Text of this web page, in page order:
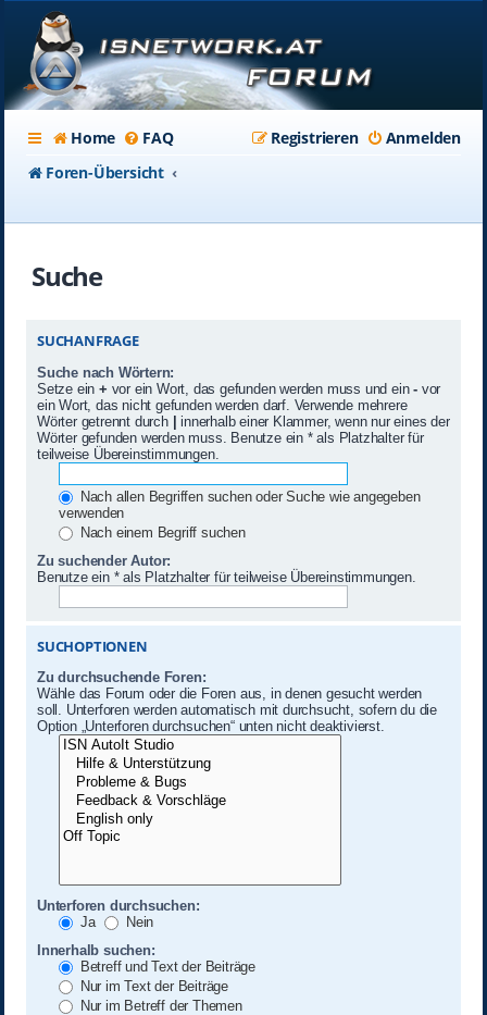
Home FAQ Anmelden
Registrieren
Foren-Übersicht
Suche
SUCHANFRAGE
Suche nach Wörtern:
Setze ein + vor ein Wort, das gefunden werden muss und ein-vor
ein Wort, das nicht gefunden werden darf. Verwende mehrere
Wörter getrennt durch | innerhalb einer Klammer, wenn nur eines der
Wörter gefunden werden muss. Benutze ein * als Platzhalter für
teilweise Übereinstimmungen.
Nach allen Begriffen suchen oder Suche wie angegeben
verwenden
Nach einem Begriff suchen
Zu suchender Autor:
Benutze ein * als Platzhalter für teilweise Übereinstimmungen.
SUCHOPTIONEN
Zu durchsuchende Foren:
Wähle das Forum oder die Foren aus, in denen gesucht werden
soll. Unterforen werden automatisch mit durchsucht, sofern du die
Option „Unterforen durchsuchen“ unten nicht deaktivierst.
Unterforen durchsuchen:
Ja
Nein
Innerhalb suchen:
Betreff und Text der Beiträge
Nur im Text der Beiträge
Nur im Betreff der Themen